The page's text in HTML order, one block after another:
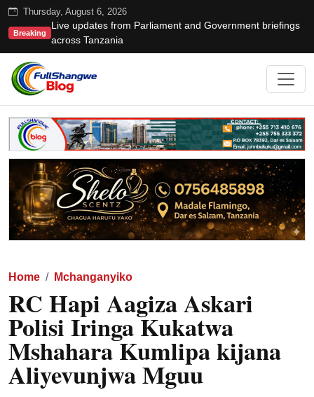
Thursday, August 6, 2026
Breaking
Live updates from Parliament and Government briefings
across Tanzania
Home Mchanganyiko
RC Hapi Aagiza Askari
Polisi Iringa Kukatwa
Mshahara Kumlipa kijana
Aliyevunjwa Mguu